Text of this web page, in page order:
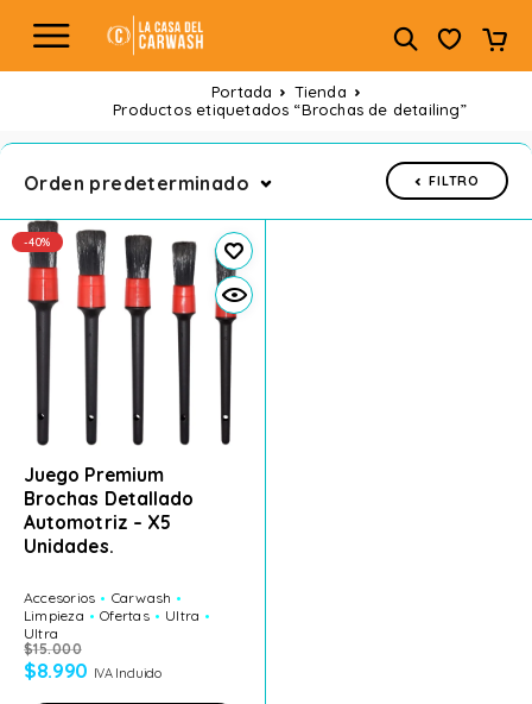
Portada
Tienda
Productos etiquetados “Brochas de detailing”
Orden predeterminado FILTRO
-40%
Juego Premium
Brochas Detallado
Automotriz – X5
Unidades.
Accesorios
Carwash
Limpieza
Ofertas
Ultra
Ultra
$15.000
$8.990 IVA Incluido